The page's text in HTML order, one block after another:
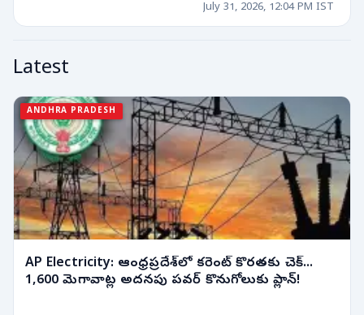
July 31, 2026, 12:04 PM IST
Latest
ANDHRA PRADESH
AP Electricity: ఆంధ్రప్రదేశ్‌లో కరెంట్ కొరతకు చెక్...
1,600 మెగావాట్ల అదనపు పవర్ కొనుగోలుకు ప్లాన్!